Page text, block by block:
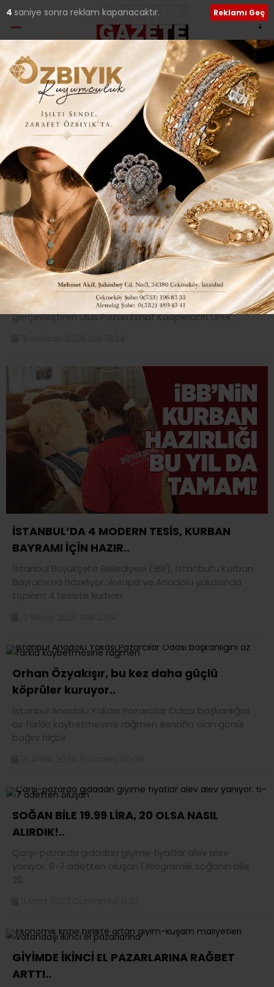
Etiket:Pazar
BAŞKAN ATKOŞAN; “İSTANBUL’A YENİ PAZAR
MÜJDESİ YAKINDA..”
2025 yılı mali genel kurulunu ortakların yoğun katılımı ile
gerçekleştiren Ulus Pazarı Esnaf Kooperatifi UPEK,
İSTANBUL’DA 4 MODERN TESİS, KURBAN
BAYRAMI İÇİN HAZIR..
İstanbul Büyükşehir Belediyesi (İBB), İstanbul’u Kurban
Bayramı’na hazırlıyor. Avrupa ve Anadolu yakasında
toplam 4 tesiste kurban
Orhan Özyakışır, bu kez daha güçlü
köprüler kuruyor..
İstanbul Anadolu Yakası Pazarcılar Odası başkanlığını
az farkla kaybetmesine rağmen esnafla olan gönül
bağını hiçbir
SOĞAN BİLE 19.99 LİRA, 20 OLSA NASIL
ALIRDIK!..
Çarşı-pazarda gıdadan giyime fiyatlar alev alev
yanıyor. 6-7 adetten oluşan 1 kilogramlık soğanın bile
20
GİYİMDE İKİNCİ EL PAZARLARINA RAĞBET
ARTTI..
4 saniye sonra reklam kapanacaktır. Reklamı Geç